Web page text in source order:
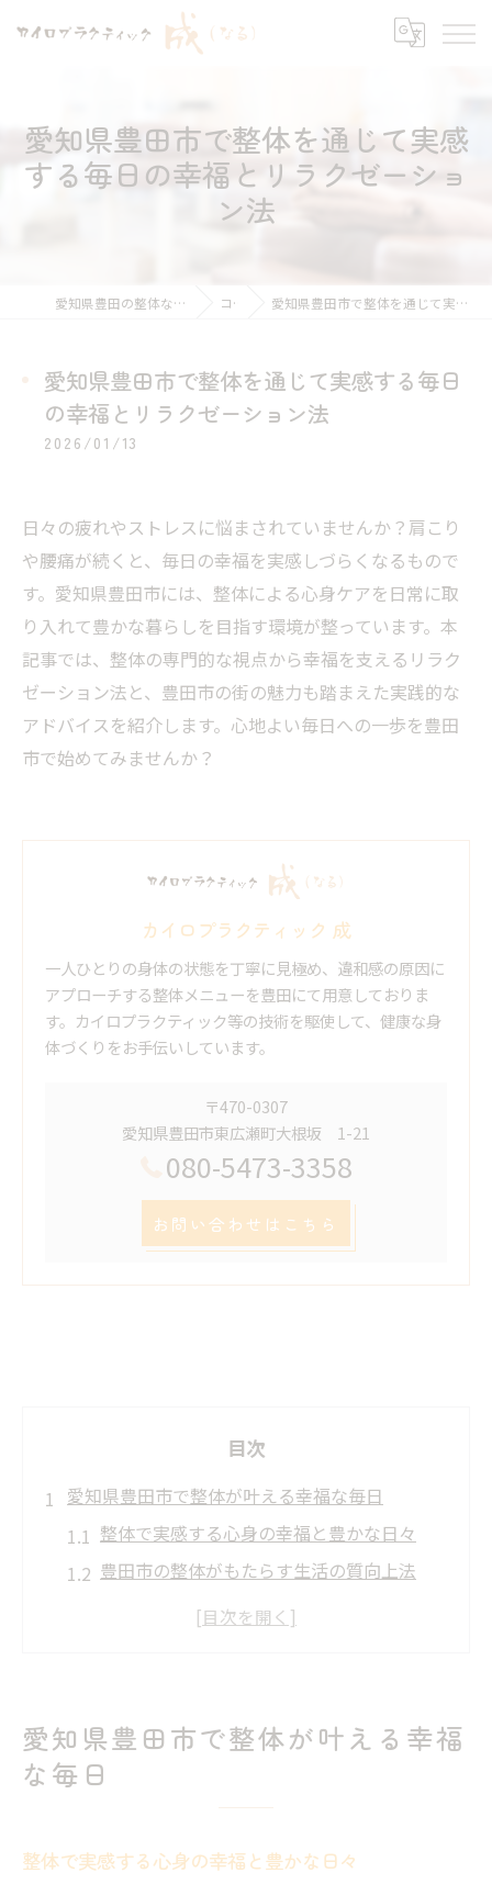
愛知県豊田市で整体を通じて実感
する毎日の幸福とリラクゼーショ
ン法
愛知県豊田の整体ならカイロプラクティック 成 コラム 愛知県豊田市で整体を通じて実感する毎日の幸福とリラクゼーション法
愛知県豊田市で整体を通じて実感する毎日
の幸福とリラクゼーション法
2026/01/13
日々の疲れやストレスに悩まされていませんか？肩こり
や腰痛が続くと、毎日の幸福を実感しづらくなるもので
す。愛知県豊田市には、整体による心身ケアを日常に取
り入れて豊かな暮らしを目指す環境が整っています。本
記事では、整体の専門的な視点から幸福を支えるリラク
ゼーション法と、豊田市の街の魅力も踏まえた実践的な
アドバイスを紹介します。心地よい毎日への一歩を豊田
市で始めてみませんか？
カイロプラクティック 成
一人ひとりの身体の状態を丁寧に見極め、違和感の原因に
アプローチする整体メニューを豊田にて用意しておりま
す。カイロプラクティック等の技術を駆使して、健康な身
体づくりをお手伝いしています。
〒470-0307
愛知県豊田市東広瀬町大根坂 1-21
080-5473-3358
お問い合わせはこちら
目次
愛知県豊田市で整体が叶える幸福な毎日
整体で実感する心身の幸福と豊かな日々
豊田市の整体がもたらす生活の質向上法
整体による幸福感アップの秘訣を解説
疲労回復に整体を活用する豊田市の暮らし方
整体で疲労を癒す豊田市流の過ごし方
毎日の疲労回復に整体を取り入れる方法
豊田市で整体を活用したリラクゼーション
愛知県豊田市で整体が叶える幸福
な毎日
整体で実感する心身の幸福と豊かな日々